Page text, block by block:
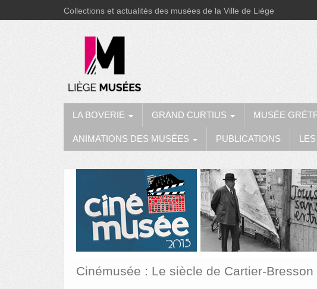
Collections et actualités des musées de la Ville de Liège
LA BOVERIE GRAND CURTIUS MUSÉE
ANIMATIONS DES MUSÉES PUBLICATIONS
Cinémusée : Le siècle de Cartier-Bresson